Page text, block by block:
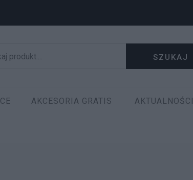
SZUKAJ
AKCESORIA GRATIS AKTUALNOŚCI